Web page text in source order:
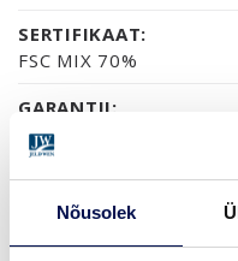
Nõusolek
SERTIFIKAAT:
FSC MIX 70%
GARANTII:
2-AASTANE
VIIMISTLUS (1)